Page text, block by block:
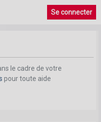
Se connecter
le cadre de votre
pour toute aide